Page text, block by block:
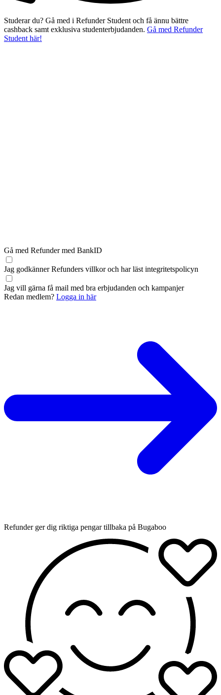
Studerar du? Gå med i Refunder Student och få ännu bättre
cashback samt exklusiva studenterbjudanden. Gå med Refunder
Student här!
Gå med Refunder med BankID
Jag godkänner Refunders villkoroch har läst integritetspolicyn
Jag vill gärna få mail med bra erbjudanden och kampanjer
Redan medlem? Logga in här
Refunder ger dig riktiga pengar tillbaka på Bugaboo